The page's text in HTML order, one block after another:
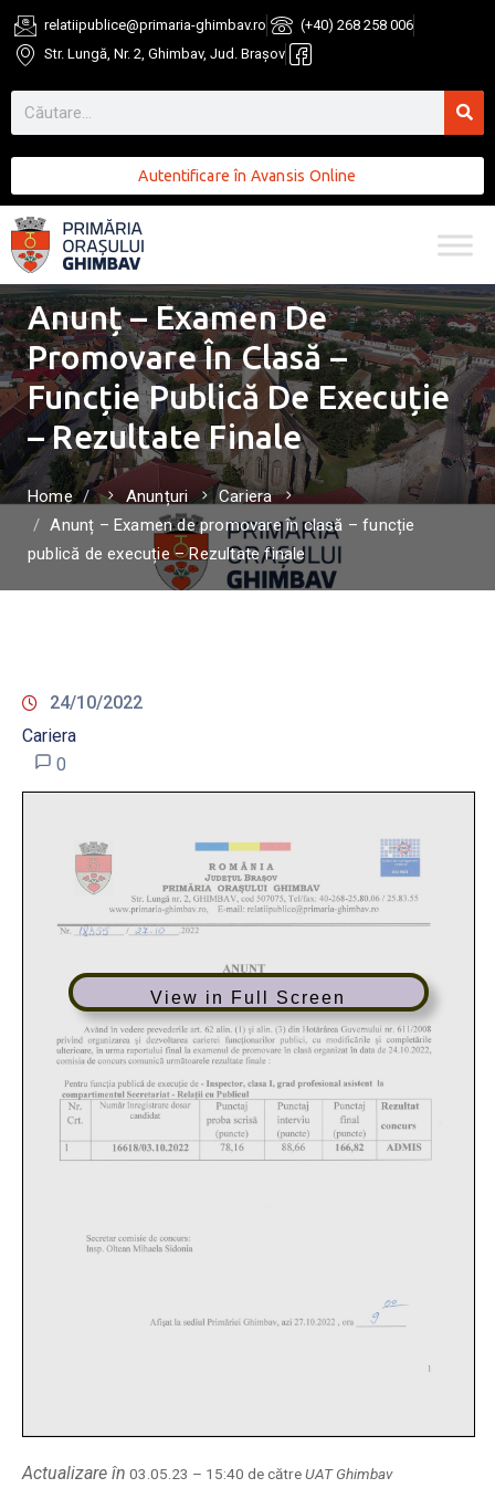
relatiipublice@primaria-ghimbav.ro
(+40) 268 258 006
Str. Lungă, Nr. 2, Ghimbav, Jud. Brașov
Autentificare în Avansis Online
Anunț – Examen De
Promovare În Clasă –
Funcție Publică De Execuție
– Rezultate Finale
Home Anunțuri
Cariera
Anunț – Examen de promovare în clasă – funcție
publică de execuție – Rezultate finale
24/10/2022
Cariera
0
View in Full Screen
Actualizare în 03.05.23 – 15:40 de cătreUAT Ghimbav